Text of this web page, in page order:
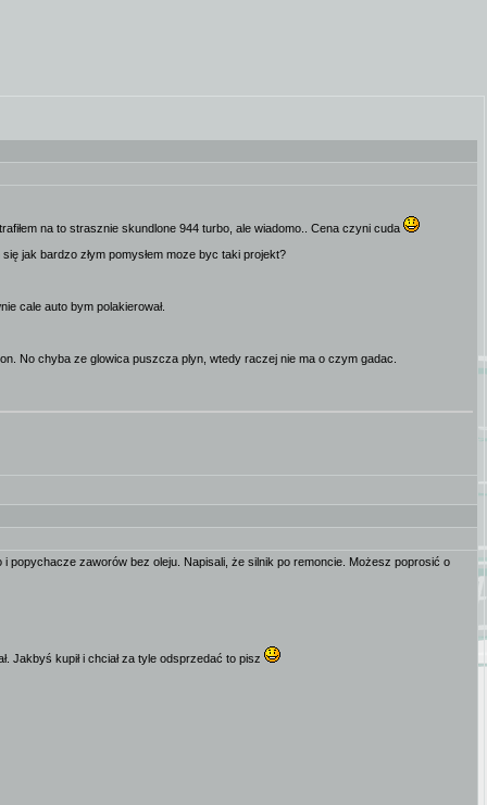
na to strasznie skundlone 944 turbo, ale wiadomo.. Cena czyni cuda
jak bardzo złym pomysłem moze byc taki projekt?
cale auto bym polakierował.
No chyba ze glowica puszcza plyn, wtedy raczej nie ma o czym gadac.
popychacze zaworów bez oleju. Napisali, że silnik po remoncie. Możesz poprosić o
Jakbyś kupił i chciał za tyle odsprzedać to pisz